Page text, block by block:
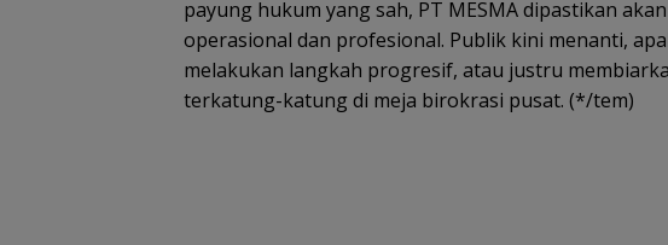
payung hukum yang sah, PT MESMA dipastikan
operasional dan profesional. Publik kini menanti,
melakukan langkah progresif, atau justru
terkatung-katung di meja birokrasi pusat. (*/tem)